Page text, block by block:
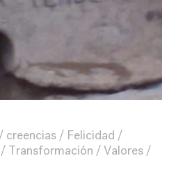
creencias
Felicidad
Transformación
Valores